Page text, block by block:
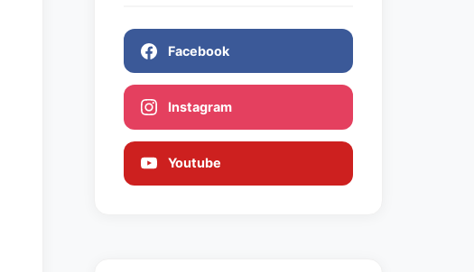
Facebook
Instagram
Youtube